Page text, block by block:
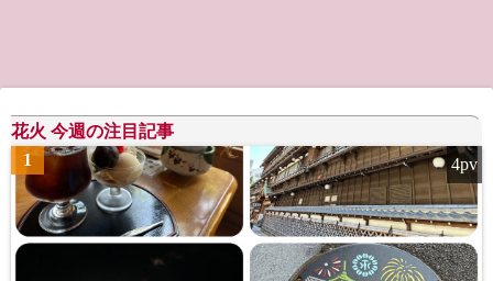
花火 今週の注目記事
1
4pv